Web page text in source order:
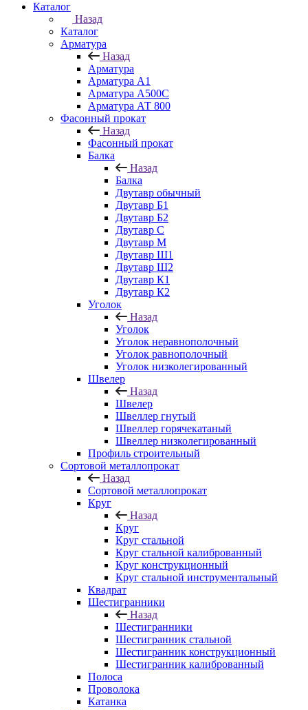
Каталог
Назад
Каталог
Арматура
Назад
Арматура
Арматура А1
Арматура А500С
Арматура АТ 800
Фасонный прокат
Назад
Фасонный прокат
Балка
Назад
Балка
Двутавр обычный
Двутавр Б1
Двутавр Б2
Двутавр С
Двутавр М
Двутавр Ш1
Двутавр Ш2
Двутавр К1
Двутавр К2
Уголок
Назад
Уголок
Уголок неравнополочный
Уголок равнополочный
Уголок низколегированный
Швелер
Назад
Швелер
Швеллер гнутый
Швеллер горячекатаный
Швеллер низколегированный
Профиль строительный
Сортовой металлопрокат
Назад
Сортовой металлопрокат
Круг
Назад
Круг
Круг стальной
Круг стальной калиброванный
Круг конструкционный
Круг стальной инструментальный
Квадрат
Шестигранники
Назад
Шестигранники
Шестигранник стальной
Шестигранник конструкционный
Шестигранник калиброванный
Полоса
Проволока
Катанка